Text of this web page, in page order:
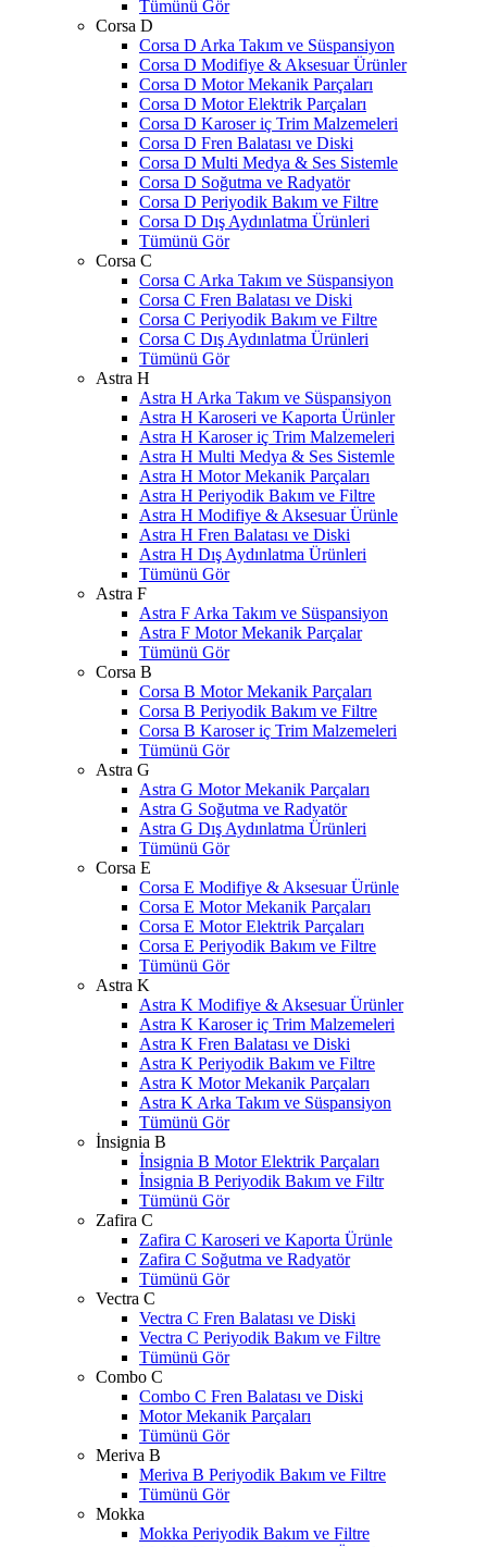
Tümünü Gör
Corsa D
Corsa D Arka Takım ve Süspansiyon
Corsa D Modifiye & Aksesuar Ürünler
Corsa D Motor Mekanik Parçaları
Corsa D Motor Elektrik Parçaları
Corsa D Karoser iç Trim Malzemeleri
Corsa D Fren Balatası ve Diski
Corsa D Multi Medya & Ses Sistemle
Corsa D Soğutma ve Radyatör
Corsa D Periyodik Bakım ve Filtre
Corsa D Dış Aydınlatma Ürünleri
Tümünü Gör
Corsa C
Corsa C Arka Takım ve Süspansiyon
Corsa C Fren Balatası ve Diski
Corsa C Periyodik Bakım ve Filtre
Corsa C Dış Aydınlatma Ürünleri
Tümünü Gör
Astra H
Astra H Arka Takım ve Süspansiyon
Astra H Karoseri ve Kaporta Ürünler
Astra H Karoser iç Trim Malzemeleri
Astra H Multi Medya & Ses Sistemle
Astra H Motor Mekanik Parçaları
Astra H Periyodik Bakım ve Filtre
Astra H Modifiye & Aksesuar Ürünle
Astra H Fren Balatası ve Diski
Astra H Dış Aydınlatma Ürünleri
Tümünü Gör
Astra F
Astra F Arka Takım ve Süspansiyon
Astra F Motor Mekanik Parçalar
Tümünü Gör
Corsa B
Corsa B Motor Mekanik Parçaları
Corsa B Periyodik Bakım ve Filtre
Corsa B Karoser iç Trim Malzemeleri
Tümünü Gör
Astra G
Astra G Motor Mekanik Parçaları
Astra G Soğutma ve Radyatör
Astra G Dış Aydınlatma Ürünleri
Tümünü Gör
Corsa E
Corsa E Modifiye & Aksesuar Ürünle
Corsa E Motor Mekanik Parçaları
Corsa E Motor Elektrik Parçaları
Corsa E Periyodik Bakım ve Filtre
Tümünü Gör
Astra K
Astra K Modifiye & Aksesuar Ürünler
Astra K Karoser iç Trim Malzemeleri
Astra K Fren Balatası ve Diski
Astra K Periyodik Bakım ve Filtre
Astra K Motor Mekanik Parçaları
Astra K Arka Takım ve Süspansiyon
Tümünü Gör
İnsignia B
İnsignia B Motor Elektrik Parçaları
İnsignia B Periyodik Bakım ve Filtr
Tümünü Gör
Zafira C
Zafira C Karoseri ve Kaporta Ürünle
Zafira C Soğutma ve Radyatör
Tümünü Gör
Vectra C
Vectra C Fren Balatası ve Diski
Vectra C Periyodik Bakım ve Filtre
Tümünü Gör
Combo C
Combo C Fren Balatası ve Diski
Motor Mekanik Parçaları
Tümünü Gör
Meriva B
Meriva B Periyodik Bakım ve Filtre
Tümünü Gör
Mokka
Mokka Periyodik Bakım ve Filtre